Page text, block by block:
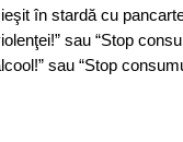
în stardă cu
sau “Stop
sau “Stop